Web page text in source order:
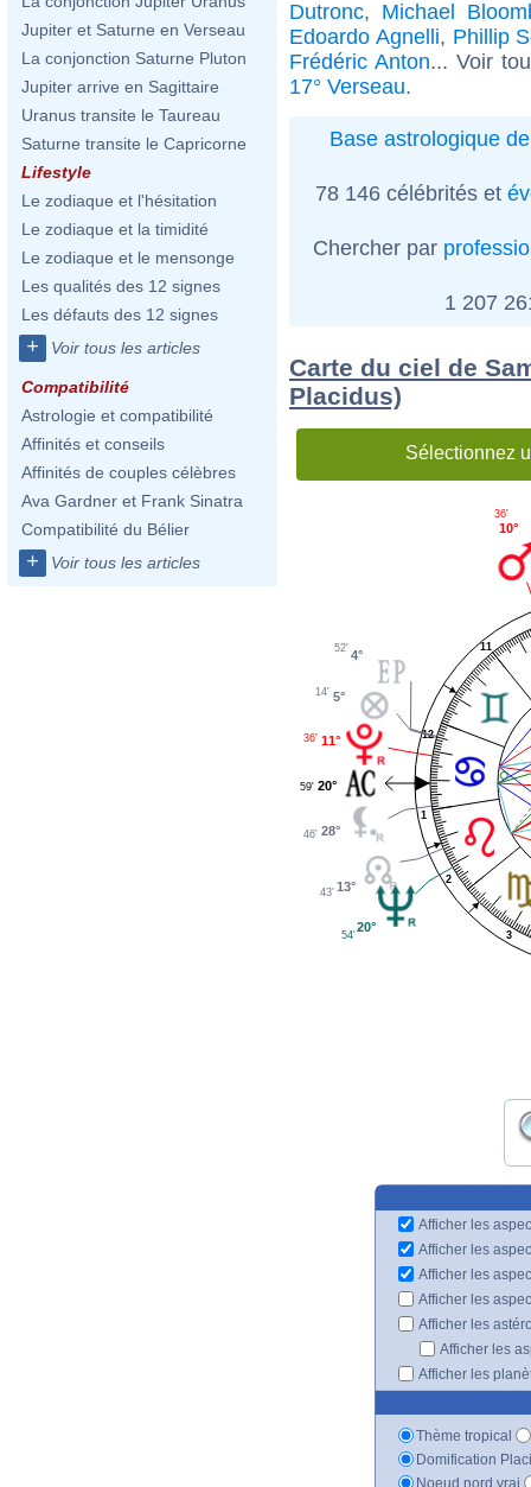
Jupiter et Saturne en Verseau
La conjonction Saturne Pluton
Jupiter arrive en Sagittaire
Uranus transite le Taureau
Saturne transite le Capricorne
Lifestyle
Le zodiaque et l'hésitation
Le zodiaque et la timidité
Le zodiaque et le mensonge
Les qualités des 12 signes
Les défauts des 12 signes
+ Voir tous les articles
Compatibilité
Astrologie et compatibilité
Affinités et conseils
Affinités de couples célèbres
Ava Gardner et Frank Sinatra
Compatibilité du Bélier
+ Voir tous les articles
Dutronc, Michael
Edoardo Agnelli, Phillip
Frédéric Anton... Voir
17° Verseau.
Base astrologique
78 146 célébrités et
Chercher par
1 207
Carte du ciel de
Placidus)
Sélectionnez
1
2
3
11
12
10°
36'
4°
52'
5°
14'
11°
36'
20°
59'
28°
46'
13°
43'
20°
54'
Afficher les
Afficher les
Afficher les
Afficher les
Afficher les
Afficher les
Afficher les
Thème tropical
Domification
Noeud nord vrai